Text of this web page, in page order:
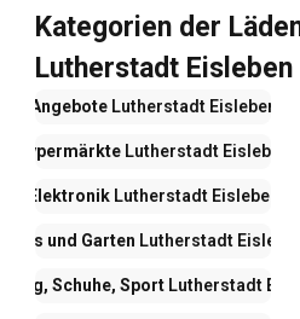
Kategorien der
Lutherstadt Eisleben
AngeboteLutherstadt Eisleben
Hypermärkte Lutherstadt Eisleben
ElektronikLutherstadt Eisleben
Haus und Garten Lutherstadt Eisleben
Schuhe, Sport Lutherstadt